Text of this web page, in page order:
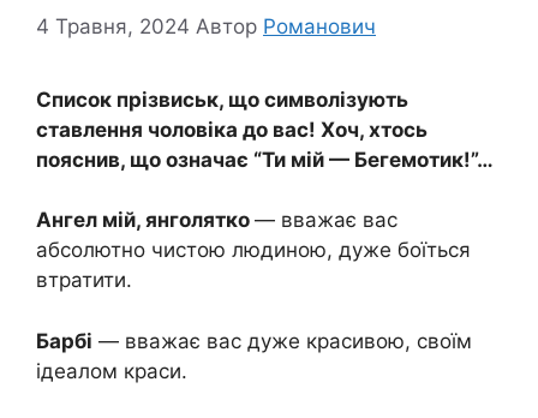
4 Травня, 2024 Автор Романович
Список прізвиськ, що символізують
ставлення чоловіка до вас! Хоч, хтось
пояснив, що означає “Ти мій — Бегемотик!”…
Ангел мій, янголятко — вважає вас
абсолютно чистою людиною, дуже боїться
втратити.
Барбі — вважає вас дуже красивою, своїм
ідеалом краси.